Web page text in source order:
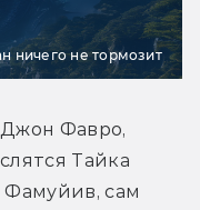
ничего не тормозит
Фавро,
Тайка
сам